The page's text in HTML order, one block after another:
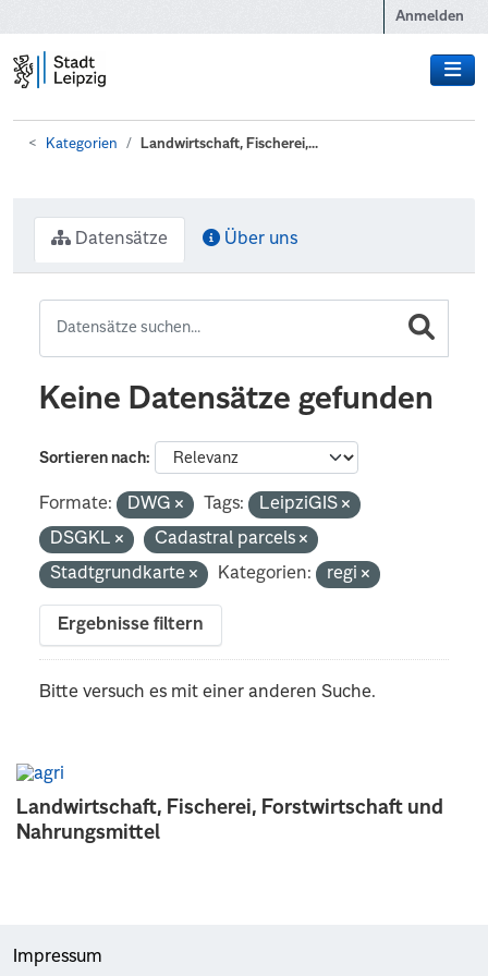
Anmelden
Kategorien Landwirtschaft, Fischerei,...
Landwirtschaft, Fischerei, Forstwirtschaft und
Nahrungsmittel
Datensätze Über uns
Keine Datensätze gefunden
Sortieren nach
Formate: DWG Tags:
LeipziGIS
DSGKL
Cadastral parcels
Stadtgrundkarte
Kategorien: regi
Ergebnisse filtern
Bitte versuch es mit einer anderen Suche.
Impressum